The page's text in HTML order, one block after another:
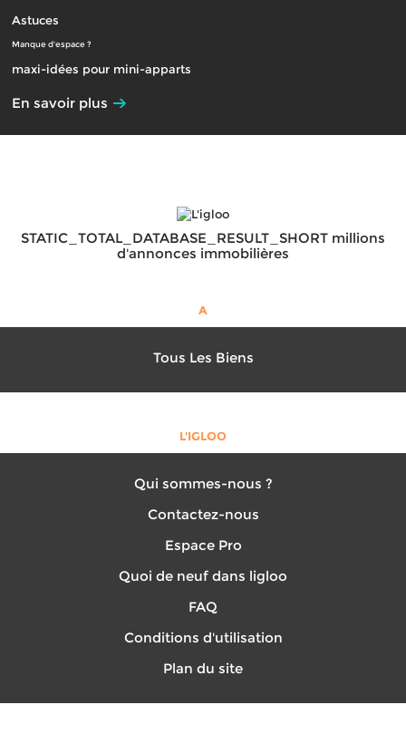
Astuces
Manque d'espace ?
maxi-idées pour mini-apparts
En savoir plus
STATIC_TOTAL_DATABASE_RESULT_SHORT millions
d'annonces immobilières
A
Tous Les Biens
L'IGLOO
Qui sommes-nous ?
Contactez-nous
Espace Pro
Quoi de neuf dans ligloo
FAQ
Conditions d'utilisation
Plan du site